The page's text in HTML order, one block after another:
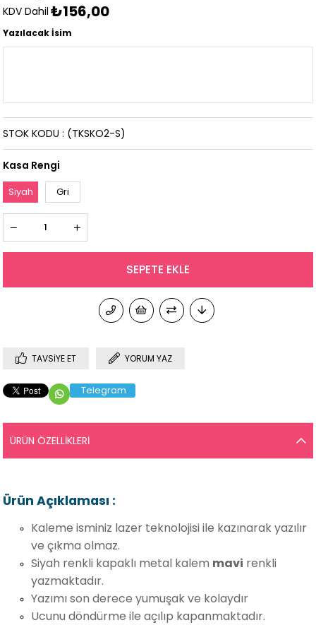
KDV Dahil ₺156,00
Yazılacak İsim
(TKSKO2-S)
STOK KODU
Kasa Rengi
Siyah Gri
TAVSIYE ET YORUM YAZ
Telegram
ÜRÜN ÖZELLIKLERI
Ürün Açıklaması :
Kaleme isminiz lazer teknolojisi ile kazınarak yazılır
ve çıkma olmaz.
Siyah renkli kapaklı metal kalem mavi renkli
yazmaktadır.
Yazımı son derece yumuşak ve kolaydır
Ucunu döndürme ile açılıp kapanmaktadır.